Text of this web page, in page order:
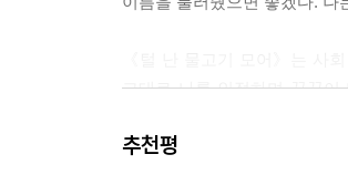
그해에 가장 추웠던 하루. 영
지나가는 아줌마가 내게 다짜고
그대로 나를 인정하며 꿋꿋이
끼어드는 특유의 발랄함과 배
추천평